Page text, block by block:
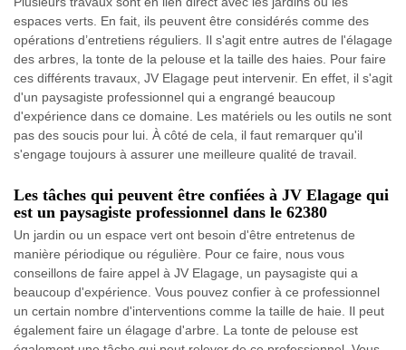
espaces verts. En fait, ils peuvent être considérés comme des
opérations d’entretiens réguliers. Il s'agit entre autres de l'élagage
des arbres, la tonte de la pelouse et la taille des haies. Pour faire
ces différents travaux, JV Elagage peut intervenir. En effet, il s'agit
d'un paysagiste professionnel qui a engrangé beaucoup
d'expérience dans ce domaine. Les matériels ou les outils ne sont
pas des soucis pour lui. À côté de cela, il faut remarquer qu'il
s'engage toujours à assurer une meilleure qualité de travail.
Les tâches qui peuvent être confiées à JV Elagage qui
est un paysagiste professionnel dans le 62380
Un jardin ou un espace vert ont besoin d'être entretenus de
manière périodique ou régulière. Pour ce faire, nous vous
conseillons de faire appel à JV Elagage, un paysagiste qui a
beaucoup d'expérience. Vous pouvez confier à ce professionnel
un certain nombre d'interventions comme la taille de haie. Il peut
également faire un élagage d'arbre. La tonte de pelouse est